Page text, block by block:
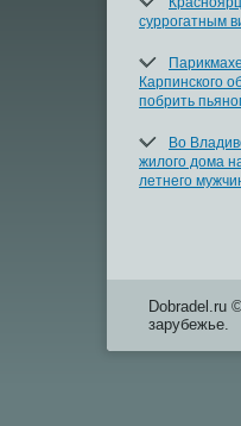
суррогатным
Карпинского
побрить
Во
жилого дома
летнего
Dobradel.ru
зарубежье.